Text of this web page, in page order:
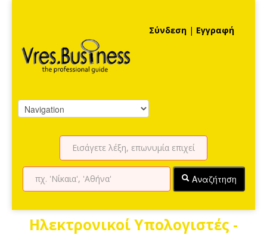
Σύνδεση | Εγγραφή
Αναζήτηση
Ηλεκτρονικοί Υπολογιστές -